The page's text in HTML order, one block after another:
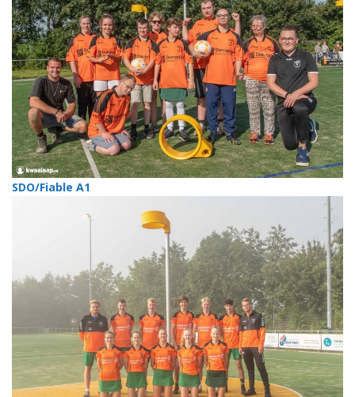
SDO/Fiable A1